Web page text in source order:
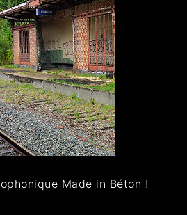
Made in Béton !